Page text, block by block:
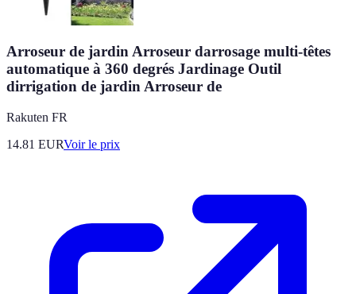
Arroseur de jardin Arroseur darrosage multi-têtes
automatique à 360 degrés Jardinage Outil
dirrigation de jardin Arroseur de
Rakuten FR
14.81 EURVoir le prix